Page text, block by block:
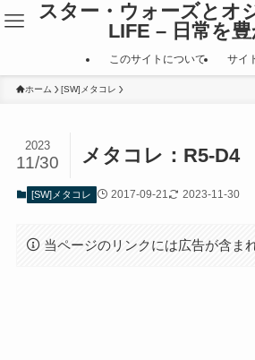
スター・ウォーズとオ
LIFE – 日常を
このサイトについて サイ
ホーム [SW]メタコレ
メタコレ：R5-D4
2023
11/30
[SW]メタコレ 2017-09-21 2023-11-30
当ページのリンクには広告が含ま